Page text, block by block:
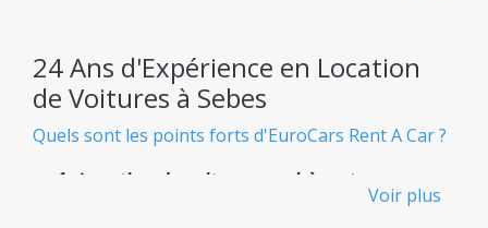
24 Ans d'Expérience en Location
de Voitures à Sebes
Quels sont les points forts d'EuroCars Rent A Car ?
Location de voiture pas chère et
Voir plus